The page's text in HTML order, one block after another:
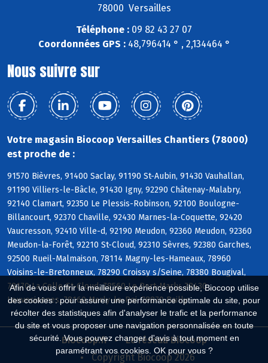
Afin de vous offrir la meilleure expérience possible, Biocoop utilise
des cookies : pour assurer une performance optimale du site, pour
récolter des statistiques afin d'analyser le trafic et la performance
du site et vous proposer une navigation personnalisée en toute
sécurité. Vous pouvez changer d'avis à tout moment en
paramétrant vos cookies. OK pour vous ?
78000 Versailles
Téléphone : 09 82 43 27 07
Coordonnées GPS :48,796414 ° , 2,134464 °
Nous suivre sur
Votre magasin Biocoop Versailles Chantiers (78000)
est proche de :
91570 Bièvres, 91400 Saclay, 91190 St-Aubin, 91430 Vauhallan,
91190 Villiers-le-Bâcle, 91430 Igny, 92290 Châtenay-Malabry,
92140 Clamart, 92350 Le Plessis-Robinson, 92100 Boulogne-
Billancourt, 92370 Chaville, 92430 Marnes-la-Coquette, 92420
Vaucresson, 92410 Ville-d, 92190 Meudon, 92360 Meudon, 92360
Meudon-la-Forêt, 92210 St-Cloud, 92310 Sèvres, 92380 Garches,
92500 Rueil-Malmaison, 78114 Magny-les-Hameaux, 78960
Voisins-le-Bretonneux, 78290 Croissy s/Seine, 78380 Bougival,
78170 La Celle-St-Cloud, 78560 Le Port-Marly, 78430
Louveciennes, 78160 Marly-le-Roi, 78870 Bailly
Biocoop.fr
Le réseau Biocoop
Copyright Biocoop 2026